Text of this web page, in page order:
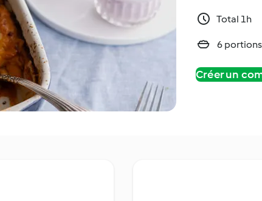
Total 1h
6 portions
Créer un